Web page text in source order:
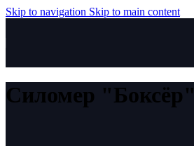
Skip to navigation Skip to main content
Силомер "Боксёр"